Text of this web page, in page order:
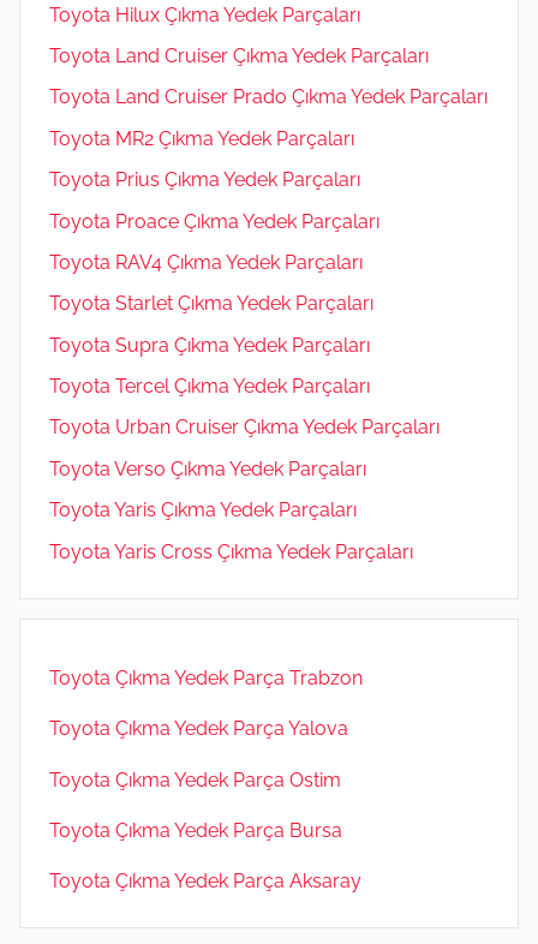
Toyota Hilux Çıkma Yedek Parçaları
Toyota Land Cruiser Çıkma Yedek Parçaları
Toyota Land Cruiser Prado Çıkma Yedek Parçaları
Toyota MR2 Çıkma Yedek Parçaları
Toyota Prius Çıkma Yedek Parçaları
Toyota Proace Çıkma Yedek Parçaları
Toyota RAV4 Çıkma Yedek Parçaları
Toyota Starlet Çıkma Yedek Parçaları
Toyota Supra Çıkma Yedek Parçaları
Toyota Tercel Çıkma Yedek Parçaları
Toyota Urban Cruiser Çıkma Yedek Parçaları
Toyota Verso Çıkma Yedek Parçaları
Toyota Yaris Çıkma Yedek Parçaları
Toyota Yaris Cross Çıkma Yedek Parçaları
Toyota Çıkma Yedek Parça Trabzon
Toyota Çıkma Yedek Parça Yalova
Toyota Çıkma Yedek Parça Ostim
Toyota Çıkma Yedek Parça Bursa
Toyota Çıkma Yedek Parça Aksaray